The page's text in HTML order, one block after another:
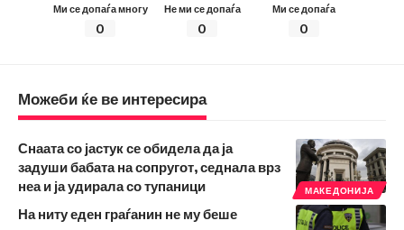
Ми се допаѓа многу
0
Не ми се допаѓа
0
Ми се допаѓа
0
Можеби ќе ве интересира
МАКЕДОНИЈА
Снаата со јастук се обидела да ја
задуши бабата на сопругот, седнала врз
неа и ја удирала со тупаници
На ниту еден граѓанин не му беше